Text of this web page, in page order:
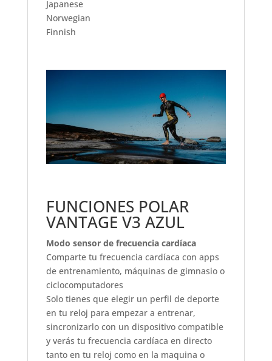
Japanese
Norwegian
Finnish
FUNCIONES POLAR
VANTAGE V3 AZUL
Modo sensor de frecuencia cardíaca
Comparte tu frecuencia cardíaca con apps
de entrenamiento, máquinas de gimnasio o
ciclocomputadores
Solo tienes que elegir un perfil de deporte
en tu reloj para empezar a entrenar,
sincronizarlo con un dispositivo compatible
y verás tu frecuencia cardíaca en directo
tanto en tu reloj como en la maquina o